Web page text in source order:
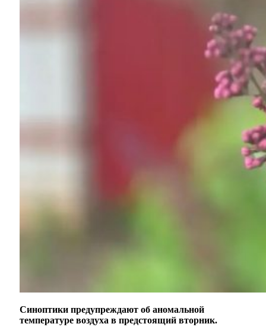
Синоптики предупреждают об аномальной
температуре воздуха в предстоящий вторник.